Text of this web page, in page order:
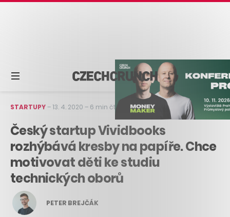
STARTUPY–13. 4. 2020 – 6 min čtení
Český startup Vividbooks
rozhýbává kresby na papíře. Chce
motivovat děti ke studiu
technických oborů
PETER BREJČÁK